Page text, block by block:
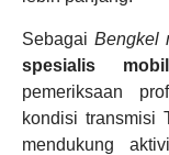
Sebagai Bengkel
spesialis
pemeriksaan
kondisi transmisi
mendukung